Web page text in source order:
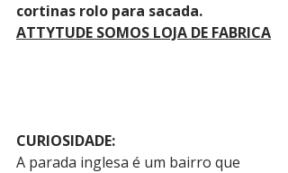
cortinas rolo para sacada.
ATTYTUDE SOMOS LOJA DE FABRICA
CURIOSIDADE:
A parada inglesa é um bairro que